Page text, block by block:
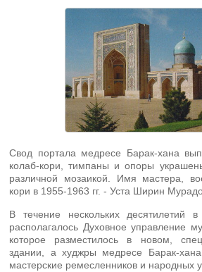
Свод портала медресе Барак-хана
колаб-кори, тимпаны и опоры
различной мозаикой. Имя мастера,
кори в 1955-1963 гг. - Уста Ширин
В течение нескольких десятилетий
располагалось Духовное управление
которое разместилось в новом,
здании, а худжры медресе Барак-
мастерские ремесленников и народных